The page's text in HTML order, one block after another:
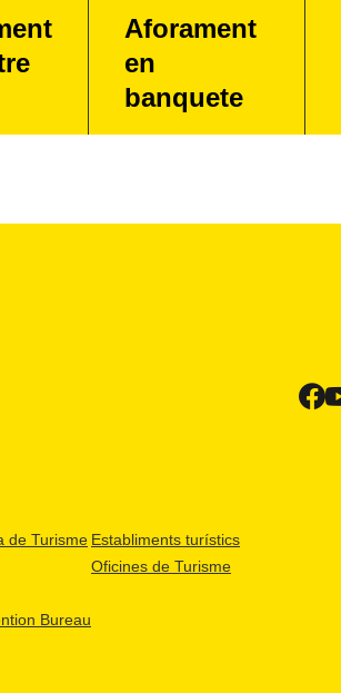
Aforament
en
banquete
de Turisme
Bureau
Establiments turístics
Oficines de Turisme